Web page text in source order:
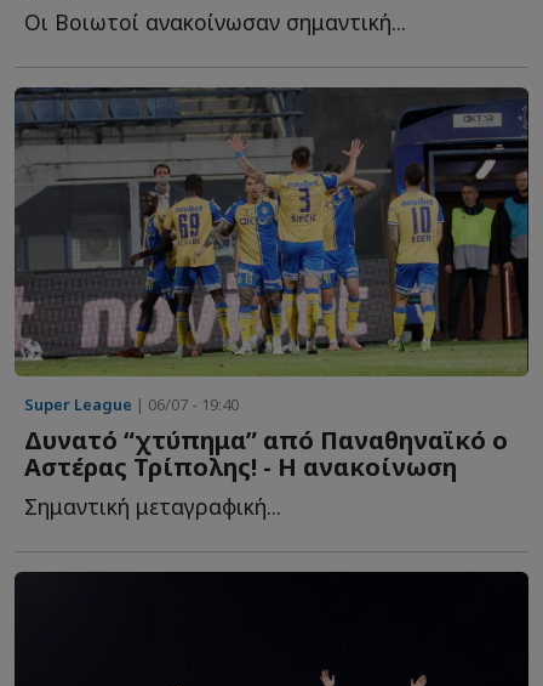
Οι Βοιωτοί ανακοίνωσαν σημαντική...
Super League | 06/07 - 19:40
Δυνατό “χτύπημα” από Παναθηναϊκό ο
Αστέρας Τρίπολης! - Η ανακοίνωση
Σημαντική μεταγραφική...